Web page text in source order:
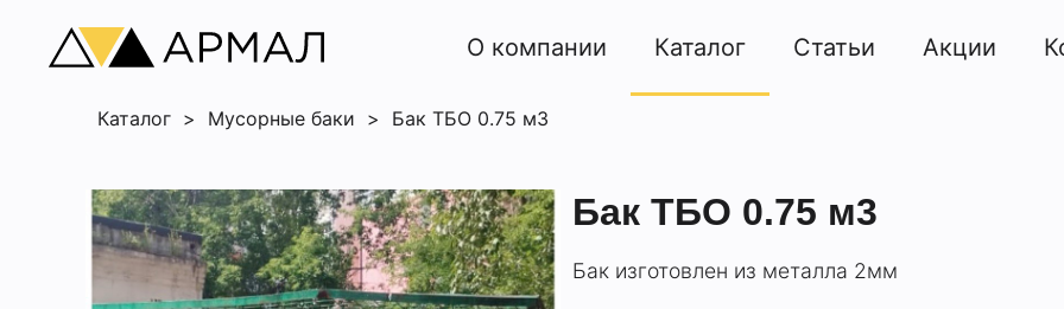
О компании Каталог Статьи Акции
Каталог > Мусорные баки > Бак ТБО 0.75 м3
Бак ТБО 0.75 м3
Бак изготовлен из металла 2мм